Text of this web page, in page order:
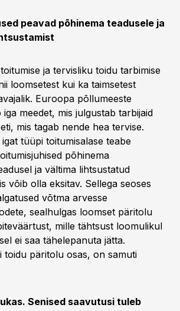
peavad põhinema teadusele ja
ja tervisliku toidu tarbimise
loomsetest kui ka taimsetest
Euroopa põllumeeste
meedet, mis julgustab tarbijaid
mis tagab nende hea tervise.
tüüpi toitumisalase teabe
põhinema
ja vältima lihtsustatud
võib olla eksitav. Sellega seoses
võtma arvesse
sealhulgas loomset päritolu
mille tähtsust loomulikul
ei saa tähelepanuta jätta.
toidu päritolu osas, on samuti
Senised saavutusi tuleb